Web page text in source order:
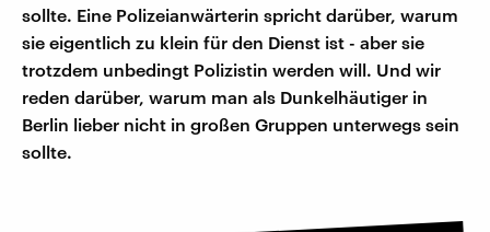
sollte. Eine Polizeianwärterin spricht darüber, warum
sie eigentlich zu klein für den Dienst ist - aber sie
trotzdem unbedingt Polizistin werden will. Und wir
reden darüber, warum man als Dunkelhäutiger in
Berlin lieber nicht in großen Gruppen unterwegs sein
sollte.